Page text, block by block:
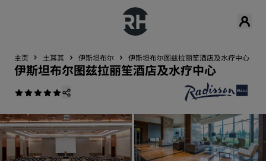
主页 土耳其 伊斯坦布尔 伊斯坦布尔图兹拉丽笙酒店及水疗中心
伊斯坦布尔图兹拉丽笙酒店及水疗中心